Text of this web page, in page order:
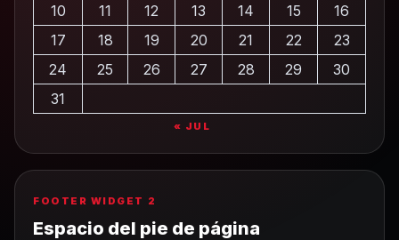
10
11 12 13 14 15
16
17
18 19 20 21 22
23
24
25 26 27 28 29
30
31
« JUL
FOOTER WIDGET 2
Espacio del pie de página